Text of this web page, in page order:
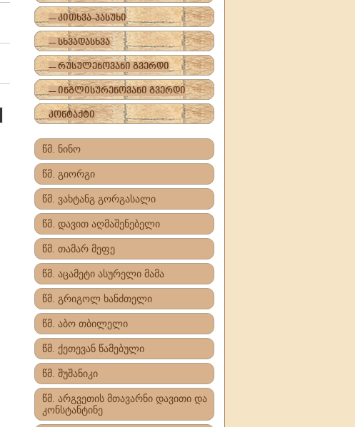
-- კითხვა-პასუხი
-- სხვადასხვა
-- რუსულენოვანი გვერდი
-- ინგლისურენოვანი გვერდი
კონტაქტი
წმ. ნინო
წმ. გიორგი
წმ. ვახტანგ გორგასალი
წმ. დავით აღმაშენებელი
წმ. თამარ მეფე
წმ. აცამეტი ასურელი მამა
წმ. გრიგოლ ხანძთელი
წმ. აბო თბილელი
წმ. ქეთევან წამებული
წმ. შუშანიკი
წმ. არგვეთის მთავარნი დავითი და
კონსტანტინე